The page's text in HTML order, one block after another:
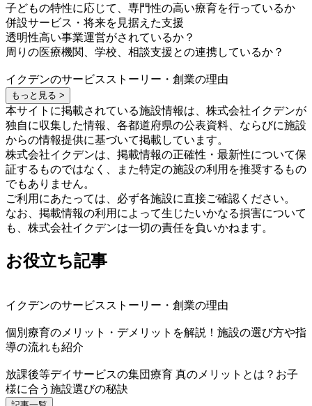
子どもの特性に応じて、専門性の高い療育を行っているか
併設サービス・将来を見据えた支援
透明性高い事業運営がされているか？
周りの医療機関、学校、相談支援との連携しているか？
イクデンのサービスストーリー・創業の理由
もっと見る >
本サイトに掲載されている施設情報は、株式会社イクデンが
独自に収集した情報、各都道府県の公表資料、ならびに施設
からの情報提供に基づいて掲載しています。
株式会社イクデンは、掲載情報の正確性・最新性について保
証するものではなく、また特定の施設の利用を推奨するもの
でもありません。
ご利用にあたっては、必ず各施設に直接ご確認ください。
なお、掲載情報の利用によって生じたいかなる損害について
も、株式会社イクデンは一切の責任を負いかねます。
お役立ち記事
イクデンのサービスストーリー・創業の理由
個別療育のメリット・デメリットを解説！施設の選び方や指
導の流れも紹介
放課後等デイサービスの集団療育 真のメリットとは？お子
様に合う施設選びの秘訣